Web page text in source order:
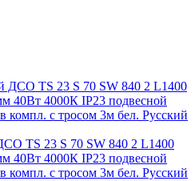
TS 23 S 70 SW 840 2 L1400
40Вт 4000К IP23 подвесной
компл. с тросом 3м бел. Русский